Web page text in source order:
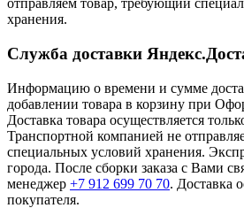
отправляем товар, требующий
хранения.
Служба доставки
Информацию о времени и сумме
добавлении товара в корзину при
Доставка товара осуществляется
Транспортной компанией не
специальных условий хранения.
города. После сборки заказа с Вами
менеджер +7 912 699 70 70. Доставка
покупателя.